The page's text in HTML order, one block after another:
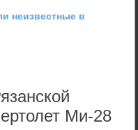
неизвестные в
Ми-28